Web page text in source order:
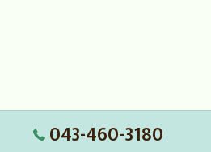
043-460-3180